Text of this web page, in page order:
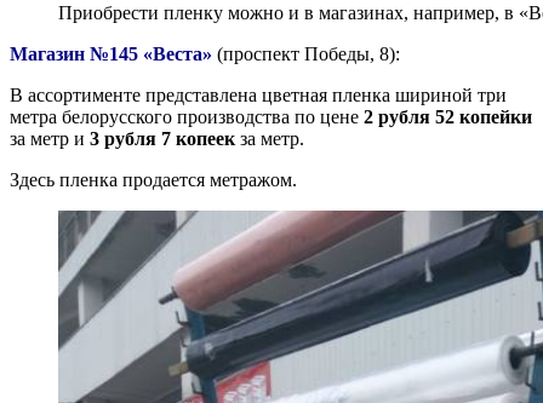
Приобрести пленку можно и в магазинах, например, в
Магазин №145 «Веста» (проспект Победы, 8):
В ассортименте представлена цветная пленка шириной три
метра белорусского производства по цене 2 рубля 52 копейки
за метр и 3 рубля 7 копеек за метр.
Здесь пленка продается метражом.